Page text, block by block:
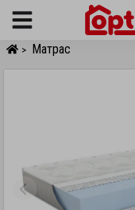
Menu
> Матрас